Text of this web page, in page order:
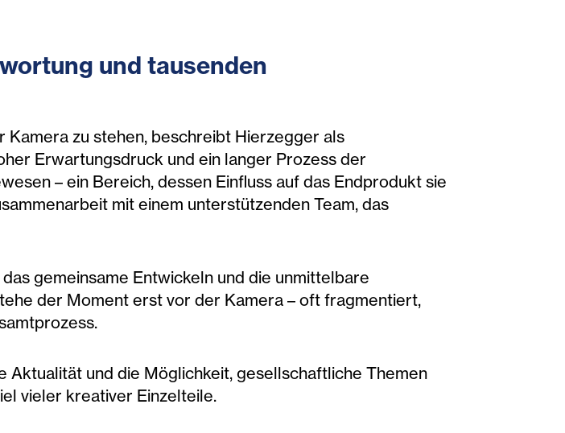
und tausenden
zu stehen, beschreibt Hierzegger als
Erwartungsdruck und ein langer Prozess der
– ein Bereich, dessen Einfluss auf das Endprodukt sie
mit einem unterstützenden Team, das
gemeinsame Entwickeln und die unmittelbare
der Moment erst vor der Kamera – oft fragmentiert,
Aktualität und die Möglichkeit, gesellschaftliche Themen
vieler kreativer Einzelteile.